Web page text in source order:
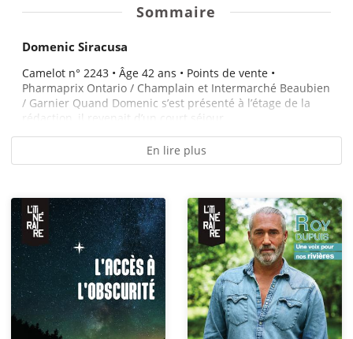
Sommaire
Domenic Siracusa
Camelot n° 2243 • Âge 42 ans • Points de vente •
Pharmaprix Ontario / Champlain et Intermarché Beaubien
/ Garnier Quand Domenic s’est présenté à l’étage de la
rédaction, il revenait d’un court séjour...
En lire plus